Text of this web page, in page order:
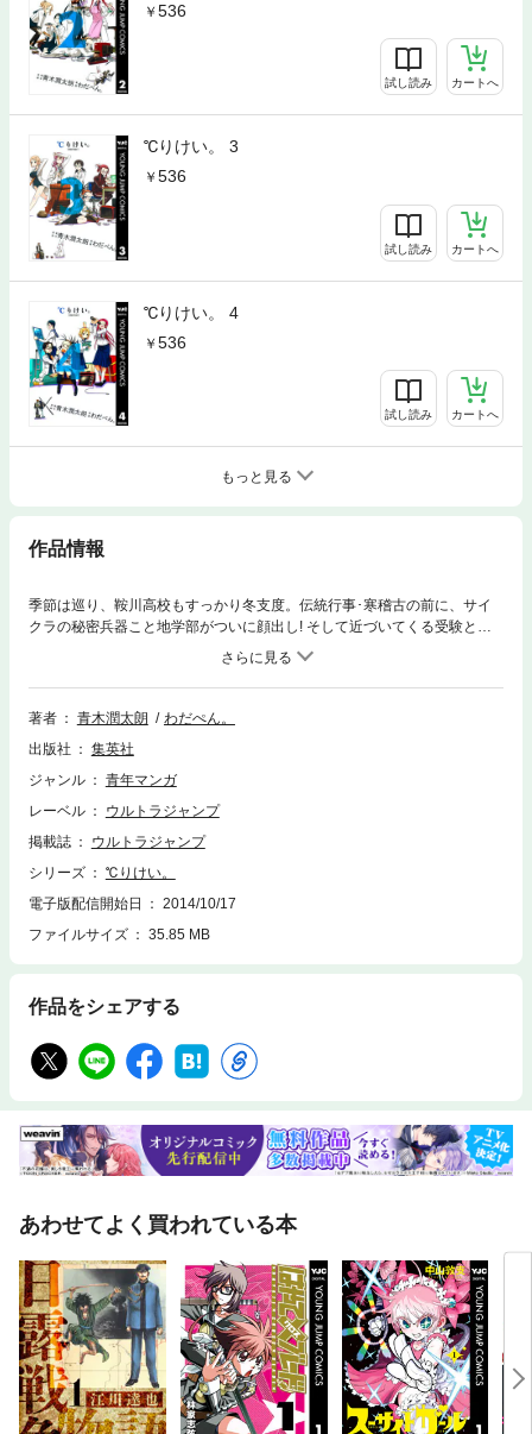
536
試し読み カートへ
℃りけい。 3
536
試し読み カートへ
℃りけい。 4
536
試し読み カートへ
もっと見る
作品情報
季節は巡り、鞍川高校もすっかり冬支度。伝統行事･寒稽古の前に、サイ
クラの秘密兵器こと地学部がついに顔出し! そして近づいてくる受験と卒
業を前に、サイクラ一同は…? 白衣が制服! ゆるくて濃い”ド”がつく理系女
子高生たちの生態記録コミック、最終巻!!
著者 青木潤太朗
わだぺん。
出版社
集英社
ジャンル
青年マンガ
レーベル
ウルトラジャンプ
掲載誌
ウルトラジャンプ
シリーズ
℃りけい。
電子版配信開始日
2014/10/17
ファイルサイズ
35.85 MB
作品をシェアする
あわせてよく買われている本